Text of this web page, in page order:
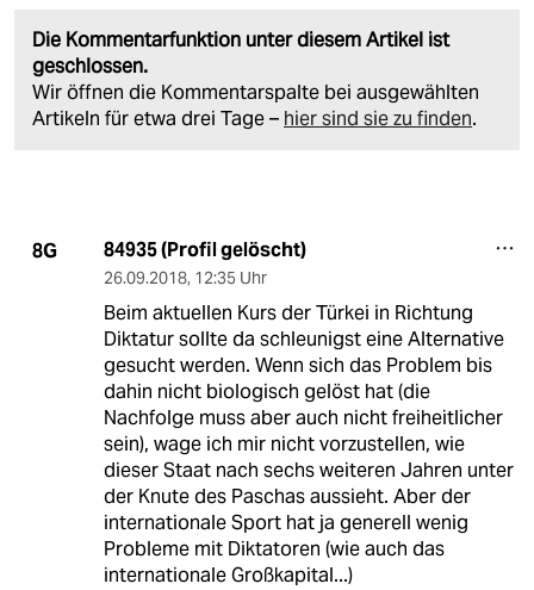
Die Kommentarfunktion unter diesem Artikel ist
geschlossen.
Wir öffnen die Kommentarspalte bei ausgewählten
Artikeln für etwa drei Tage – hier sind sie zu finden.
8G 84935 (Profil gelöscht)
26.09.2018, 12:35 Uhr
Beim aktuellen Kurs der Türkei in Richtung
Diktatur sollte da schleunigst eine Alternative
gesucht werden. Wenn sich das Problem bis
dahin nicht biologisch gelöst hat (die
Nachfolge muss aber auch nicht freiheitlicher
sein), wage ich mir nicht vorzustellen, wie
dieser Staat nach sechs weiteren Jahren unter
der Knute des Paschas aussieht. Aber der
internationale Sport hat ja generell wenig
Probleme mit Diktatoren (wie auch das
internationale Großkapital...)